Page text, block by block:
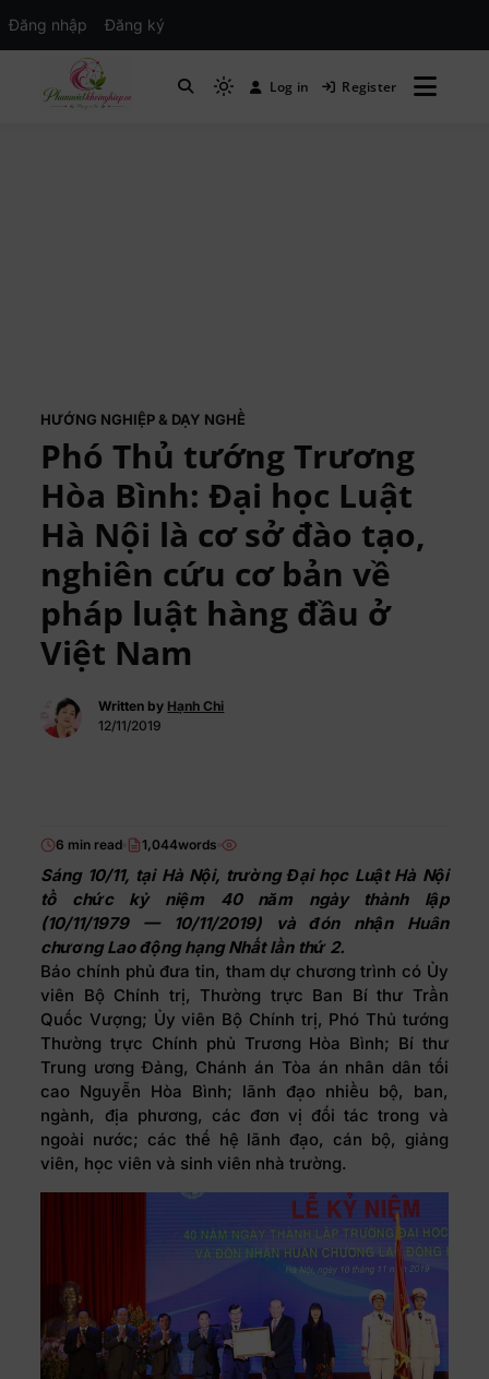
Mạng xã hội Kinh tế – Giáo dục – Hướng
Log in Register
HƯỚNG NGHIỆP & DẠY NGHỀ
Phó Thủ tướng Trương
Hòa Bình: Đại học Luật
Hà Nội là cơ sở đào tạo,
nghiên cứu cơ bản về
pháp luật hàng đầu ở
Việt Nam
Written by Hạnh Chi
12/11/2019
6 min read 1,044words
Sáng 10/11, tại Hà Nội, trường Đại học Luật Hà Nội
tổ chức kỷ niệm 40 năm ngày thành lập
(10/11/1979 — 10/11/2019) và đón nhận Huân
chương Lao động hạng Nhất lần thứ 2.
Báo chính phủ đưa tin, tham dự chương trình có Ủy
viên Bộ Chính trị, Thường trực Ban Bí thư Trần
Quốc Vượng; Ủy viên Bộ Chính trị, Phó Thủ tướng
Thường trực Chính phủ Trương Hòa Bình; Bí thư
Trung ương Đảng, Chánh án Tòa án nhân dân tối
cao Nguyễn Hòa Bình; lãnh đạo nhiều bộ, ban,
ngành, địa phương, các đơn vị đối tác trong và
ngoài nước; các thế hệ lãnh đạo, cán bộ, giảng
viên, học viên và sinh viên nhà trường.
Đăng nhập Đăng ký